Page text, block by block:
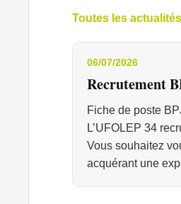
Toutes les actualités
06/07/2026
Recrutement
Fiche de poste
L’UFOLEP 34
Vous souhaitez
acquérant une